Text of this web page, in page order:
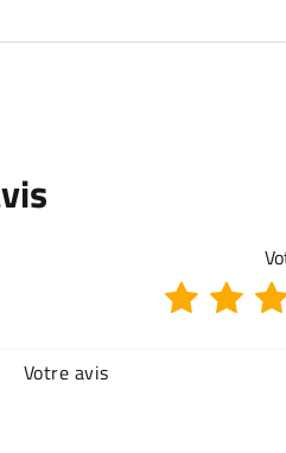
Votre avis